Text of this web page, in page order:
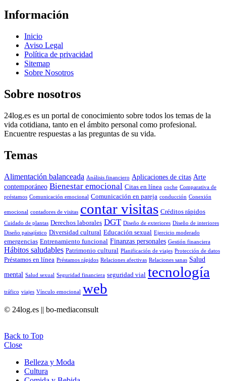
Información
Inicio
Aviso Legal
Política de privacidad
Sitemap
Sobre Nosotros
Sobre nosotros
24log.es es un portal de conocimiento sobre todos los temas de la
vida cotidiana, tanto en el ámbito personal como profesional.
Encuentre respuestas a las preguntas de su vida.
Temas
Alimentación balanceada Análisis financiero Aplicaciones de citas Arte
contemporáneo Bienestar emocional Citas en línea coche Comparativa de
préstamos Comunicación emocional Comunicación en pareja conducción Conexión
emocional contadores de visitas contar visitas Créditos rápidos
Cuidado de plantas Derechos laborales DGT Diseño de exteriores Diseño de interiores
Diseño paisajístico Diversidad cultural Educación sexual Ejercicio moderado
emergencias Entrenamiento funcional Finanzas personales Gestión financiera
Hábitos saludables Patrimonio cultural Planificación de viajes Protección de datos
Préstamos en línea Préstamos rápidos Relaciones afectivas Relaciones sanas Salud
mental Salud sexual Seguridad financiera seguridad vial tecnología
tráfico viajes Vínculo emocional web
© 24log.es || bo-mediaconsult
Back to Top
Close
Belleza y Moda
Cultura